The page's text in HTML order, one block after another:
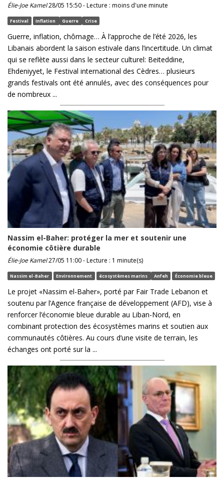
Élie-Joe Kamel28/05 15:50 - Lecture : moins d'une minute
Festival Inflation Guerre Crise
Guerre, inflation, chômage… À l’approche de l’été 2026, les
Libanais abordent la saison estivale dans l’incertitude. Un climat
qui se reflète aussi dans le secteur culturel: Beiteddine,
Ehdeniyyet, le Festival international des Cèdres… plusieurs
grands festivals ont été annulés, avec des conséquences pour
de nombreux ...
Nassim el-Baher: protéger la mer et soutenir une
économie côtière durable
Élie-Joe Kamel27/05 11:00 - Lecture : 1 minute(s)
Nassim el-Baher Environnement écosystèmes marins Anfeh Économie bleue
Le projet «Nassim el-Baher», porté par Fair Trade Lebanon et
soutenu par l’Agence française de développement (AFD), vise à
renforcer l’économie bleue durable au Liban-Nord, en
combinant protection des écosystèmes marins et soutien aux
communautés côtières. Au cours d’une visite de terrain, les
échanges ont porté sur la ...